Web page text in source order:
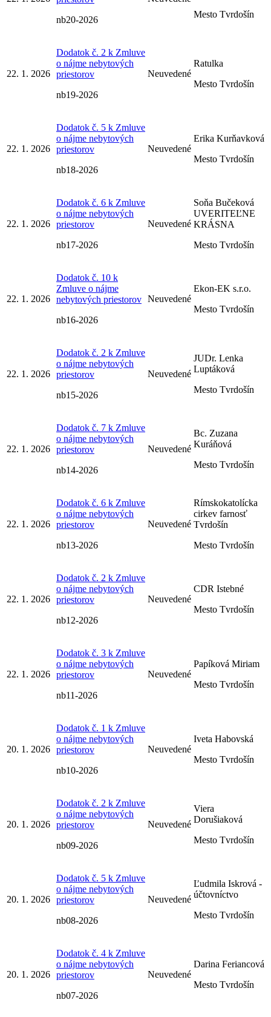
nb20-2026
Mesto Tvrdošín
22. 1. 2026
Dodatok č. 2 k Zmluve
o nájme nebytových
priestorov
nb19-2026
Neuvedené
Ratulka
Mesto Tvrdošín
22. 1. 2026
Dodatok č. 5 k Zmluve
o nájme nebytových
priestorov
nb18-2026
Neuvedené
Erika Kurňavková
Mesto Tvrdošín
22. 1. 2026
Dodatok č. 6 k Zmluve
o nájme nebytových
priestorov
nb17-2026
Neuvedené
Soňa Bučeková
UVERITEĽNE
KRÁSNA
Mesto Tvrdošín
22. 1. 2026
Dodatok č. 10 k
Zmluve o nájme
nebytových priestorov
nb16-2026
Neuvedené
Ekon-EK s.r.o.
Mesto Tvrdošín
22. 1. 2026
Dodatok č. 2 k Zmluve
o nájme nebytových
priestorov
nb15-2026
Neuvedené
JUDr. Lenka
Luptáková
Mesto Tvrdošín
22. 1. 2026
Dodatok č. 7 k Zmluve
o nájme nebytových
priestorov
nb14-2026
Neuvedené
Bc. Zuzana
Kuráňová
Mesto Tvrdošín
22. 1. 2026
Dodatok č. 6 k Zmluve
o nájme nebytových
priestorov
nb13-2026
Neuvedené
Rímskokatolícka
cirkev farnosť
Tvrdošín
Mesto Tvrdošín
22. 1. 2026
Dodatok č. 2 k Zmluve
o nájme nebytových
priestorov
nb12-2026
Neuvedené
CDR Istebné
Mesto Tvrdošín
22. 1. 2026
Dodatok č. 3 k Zmluve
o nájme nebytových
priestorov
nb11-2026
Neuvedené
Papíková Miriam
Mesto Tvrdošín
20. 1. 2026
Dodatok č. 1 k Zmluve
o nájme nebytových
priestorov
nb10-2026
Neuvedené
Iveta Habovská
Mesto Tvrdošín
20. 1. 2026
Dodatok č. 2 k Zmluve
o nájme nebytových
priestorov
nb09-2026
Neuvedené
Viera
Dorušiaková
Mesto Tvrdošín
20. 1. 2026
Dodatok č. 5 k Zmluve
o nájme nebytových
priestorov
nb08-2026
Neuvedené
Ľudmila Iskrová -
účtovníctvo
Mesto Tvrdošín
20. 1. 2026
Dodatok č. 4 k Zmluve
o nájme nebytových
priestorov
nb07-2026
Neuvedené
Darina Feriancová
Mesto Tvrdošín